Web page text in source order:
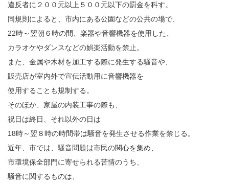
違反者に２００元以上５００元以下の罰金を科す。
同規則によると、市内にある公園などの公共の場で、
22時～翌朝６時の間、楽器や音響機器を使用した、
カラオケやダンスなどの娯楽活動を禁止。
また、金属や木材を加工する際に発生する騒音や、
販売店が室内外で宣伝活動用に音響機器を
使用することも規制する。
そのほか、家屋の内装工事の際も、
祝日は終日、それ以外の日は
18時～翌８時の時間帯は騒音を発生させる作業を禁じる。
近年、市では、騒音問題は市民の関心を集め、
市環境保全部門に寄せられる苦情のうち、
騒音に関するものは、